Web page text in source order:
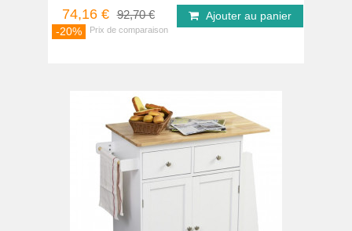
74,16 € 92,70 €
-20%
Ajouter au panier